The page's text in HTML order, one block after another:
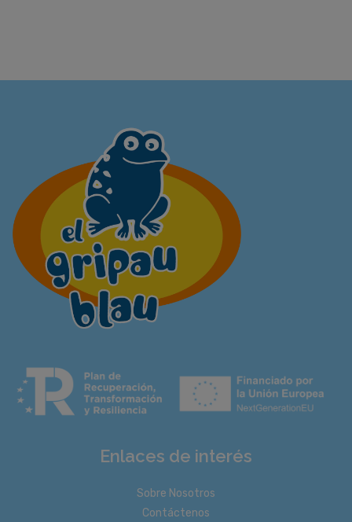
Enlaces de interés
Sobre Nosotros
Contáctenos